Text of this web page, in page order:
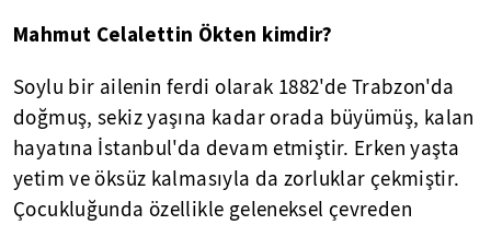
Mahmut Celalettin Ökten kimdir?
Soylu bir ailenin ferdi olarak 1882'de Trabzon'da
doğmuş, sekiz yaşına kadar orada büyümüş, kalan
hayatına İstanbul'da devam etmiştir. Erken yaşta
yetim ve öksüz kalmasıyla da zorluklar çekmiştir.
Çocukluğunda özellikle geleneksel çevreden